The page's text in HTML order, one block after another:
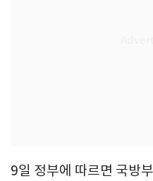
9일 정부에 따르면 국방